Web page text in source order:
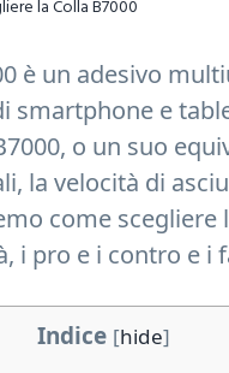
la Colla B7000
è un adesivo
smartphone e
o un suo
la velocità di
come scegliere
i pro e i contro e i
Indice [hide]